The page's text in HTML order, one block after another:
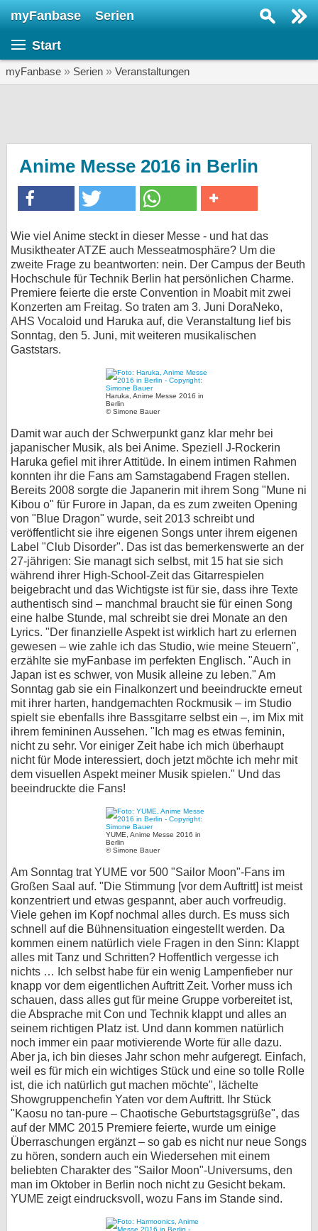
myFanbase Serien
Start
myFanbase » Serien » Veranstaltungen
Anime Messe 2016 in Berlin
Wie viel Anime steckt in dieser Messe - und hat das
Musiktheater ATZE auch Messeatmosphäre? Um die
zweite Frage zu beantworten: nein. Der Campus der Beuth
Hochschule für Technik Berlin hat persönlichen Charme.
Premiere feierte die erste Convention in Moabit mit zwei
Konzerten am Freitag. So traten am 3. Juni DoraNeko,
AHS Vocaloid und Haruka auf, die Veranstaltung lief bis
Sonntag, den 5. Juni, mit weiteren musikalischen
Gaststars.
Haruka, Anime Messe 2016 in
Berlin
© Simone Bauer
Damit war auch der Schwerpunkt ganz klar mehr bei
japanischer Musik, als bei Anime. Speziell J-Rockerin
Haruka gefiel mit ihrer Attitüde. In einem intimen Rahmen
konnten ihr die Fans am Samstagabend Fragen stellen.
Bereits 2008 sorgte die Japanerin mit ihrem Song "Mune ni
Kibou o" für Furore in Japan, da es zum zweiten Opening
von "Blue Dragon" wurde, seit 2013 schreibt und
veröffentlicht sie ihre eigenen Songs unter ihrem eigenen
Label "Club Disorder". Das ist das bemerkenswerte an der
27-jährigen: Sie managt sich selbst, mit 15 hat sie sich
während ihrer High-School-Zeit das Gitarrespielen
beigebracht und das Wichtigste ist für sie, dass ihre Texte
authentisch sind – manchmal braucht sie für einen Song
eine halbe Stunde, mal schreibt sie drei Monate an den
Lyrics. "Der finanzielle Aspekt ist wirklich hart zu erlernen
gewesen – wie zahle ich das Studio, wie meine Steuern",
erzählte sie myFanbase im perfekten Englisch. "Auch in
Japan ist es schwer, von Musik alleine zu leben." Am
Sonntag gab sie ein Finalkonzert und beeindruckte erneut
mit ihrer harten, handgemachten Rockmusik – im Studio
spielt sie ebenfalls ihre Bassgitarre selbst ein –, im Mix mit
ihrem femininen Aussehen. "Ich mag es etwas feminin,
nicht zu sehr. Vor einiger Zeit habe ich mich überhaupt
nicht für Mode interessiert, doch jetzt möchte ich mehr mit
dem visuellen Aspekt meiner Musik spielen." Und das
beeindruckte die Fans!
YUME, Anime Messe 2016 in
Berlin
© Simone Bauer
Am Sonntag trat YUME vor 500 "Sailor Moon"-Fans im
Großen Saal auf. "Die Stimmung [vor dem Auftritt] ist meist
konzentriert und etwas gespannt, aber auch vorfreudig.
Viele gehen im Kopf nochmal alles durch. Es muss sich
schnell auf die Bühnensituation eingestellt werden. Da
kommen einem natürlich viele Fragen in den Sinn: Klappt
alles mit Tanz und Schritten? Hoffentlich vergesse ich
nichts … Ich selbst habe für ein wenig Lampenfieber nur
knapp vor dem eigentlichen Auftritt Zeit. Vorher muss ich
schauen, dass alles gut für meine Gruppe vorbereitet ist,
die Absprache mit Con und Technik klappt und alles an
seinem richtigen Platz ist. Und dann kommen natürlich
noch immer ein paar motivierende Worte für alle dazu.
Aber ja, ich bin dieses Jahr schon mehr aufgeregt. Einfach,
weil es für mich ein wichtiges Stück und eine so tolle Rolle
ist, die ich natürlich gut machen möchte", lächelte
Showgruppenchefin Yaten vor dem Auftritt. Ihr Stück
"Kaosu no tan-pure – Chaotische Geburtstagsgrüße", das
auf der MMC 2015 Premiere feierte, wurde um einige
Überraschungen ergänzt – so gab es nicht nur neue Songs
zu hören, sondern auch ein Wiedersehen mit einem
beliebten Charakter des "Sailor Moon"-Universums, den
man im Oktober in Berlin noch nicht zu Gesicht bekam.
YUME zeigt eindrucksvoll, wozu Fans im Stande sind.
SERIEN
Veranstaltungen
KULTUR
Specials
SERVICE
Gewinnspiele
Forum
bei X
bei Facebook
Kontakt
Nutzungsbedingungen
Datenschutz
Cookie-Einstellungen
Impressum
Desktop-Ansicht
myFanbase